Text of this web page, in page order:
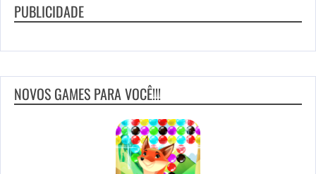
PUBLICIDADE
NOVOS GAMES PARA VOCÊ!!!